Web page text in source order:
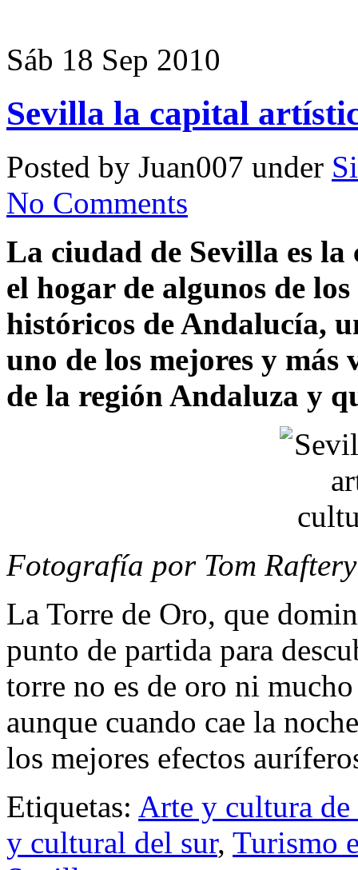
Sáb 18 Sep 2010
Sevilla la capital
Posted by Juan007 under
No Comments
La ciudad de Sevilla es
el hogar de algunos de
históricos de Andalucía,
uno de los mejores y
de la región Andaluza y
Fotografía por Tom Raftery
La Torre de Oro, que
punto de partida para
torre no es de oro ni
aunque cuando cae la
los mejores efectos
Etiquetas: Arte y cultura
y cultural del sur, Turismo